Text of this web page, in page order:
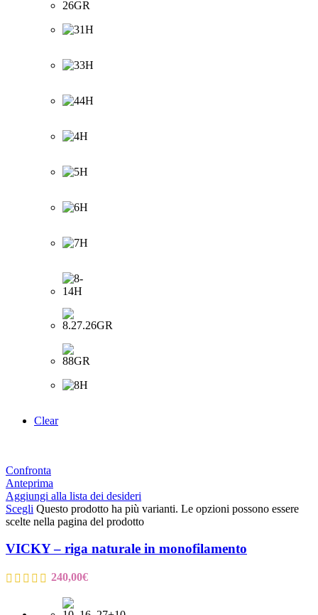
Clear
Confronta
Anteprima
Aggiungi alla lista dei desideri
Scegli Questo prodotto ha più varianti. Le opzioni possono essere
scelte nella pagina del prodotto
VICKY – riga naturale in monofilamento
240,00€